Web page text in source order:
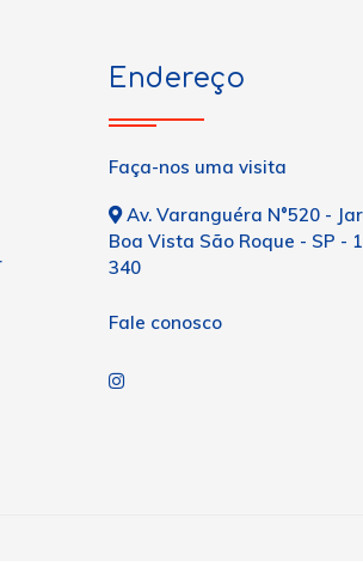
Endereço
Faça-nos uma visita
Av. Varanguéra N°520 -
Boa Vista São Roque - SP -
340
Fale conosco